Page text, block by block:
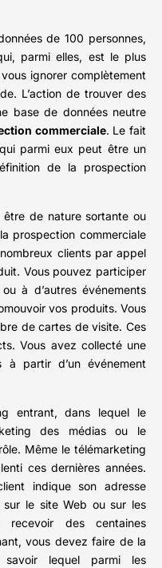
de 100 personnes,
parmi elles, est le plus
ignorer complètement
L’action de trouver des
base de données neutre
commerciale. Le fait
parmi eux peut être un
de la prospection
de nature sortante ou
prospection commerciale
clients par appel
Vous pouvez participer
à d’autres événements
vos produits. Vous
de cartes de visite. Ces
Vous avez collecté une
à partir d’un événement
entrant, dans lequel le
des médias ou le
Même le télémarketing
ces dernières années.
indique son adresse
sur le site Web ou sur les
recevoir des centaines
vous devez faire de la
savoir lequel parmi les